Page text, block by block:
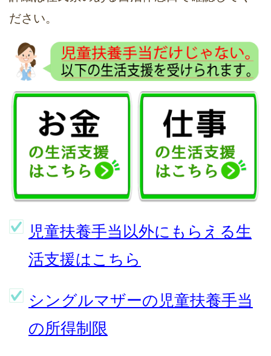
ださい。
児童扶養手当以外にもらえる生
活支援はこちら
シングルマザーの児童扶養手当
の所得制限